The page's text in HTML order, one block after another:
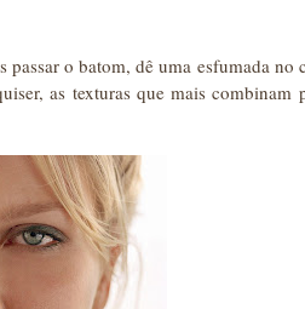
o batom, dê uma esfumada no
as texturas que mais combinam